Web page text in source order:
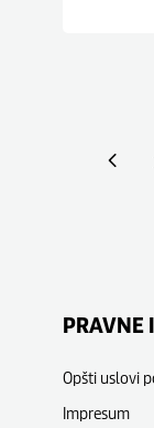
PRAVNE
Opšti uslovi
Impresum